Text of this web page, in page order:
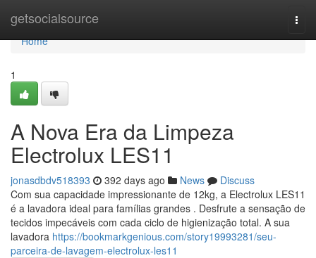
getsocialsource
Home
Home
1
A Nova Era da Limpeza
Electrolux LES11
jonasdbdv518393 392 days ago News
Discuss
Com sua capacidade impressionante de 12kg, a Electrolux LES11
é a lavadora ideal para famílias grandes . Desfrute a sensação de
tecidos impecáveis com cada ciclo de higienização total. A sua
lavadora https://bookmarkgenious.com/story19993281/seu-
parceira-de-lavagem-electrolux-les11